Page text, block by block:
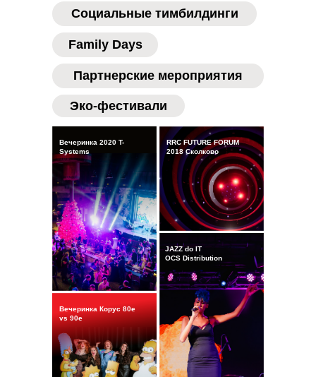
Вечеринка 2020 T-
Systems
Вечеринка Корус 80е
vs 90е
JAZZ do IT
OCS Distribution
Социальные тимбилдинги
Family Days
Эко-фестивали
Партнерские мероприятия
RRC FUTURE FORUM
2018 Сколково